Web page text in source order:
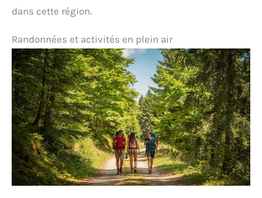
dans cette région.
Randonnées et activités en plein air